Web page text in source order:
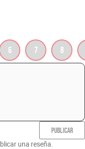
6 7 8
PUBLICAR
una reseña.